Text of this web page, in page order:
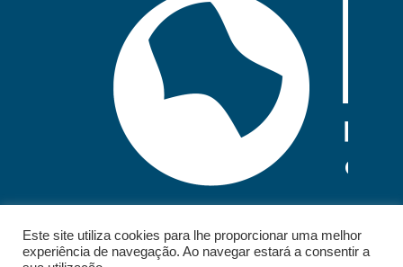
Este site utiliza cookies para lhe proporcionar uma melhor
experiência de navegação. Ao navegar estará a consentir a